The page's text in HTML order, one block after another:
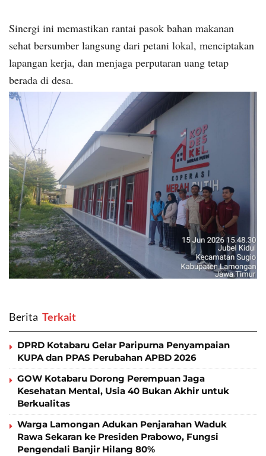
Sinergi ini memastikan rantai pasok bahan makanan
sehat bersumber langsung dari petani lokal, menciptakan
lapangan kerja, dan menjaga perputaran uang tetap
berada di desa.
Berita ‎ Terkait
DPRD Kotabaru Gelar Paripurna Penyampaian
KUPA dan PPAS Perubahan APBD 2026
GOW Kotabaru Dorong Perempuan Jaga
Kesehatan Mental, Usia 40 Bukan Akhir untuk
Berkualitas
Warga Lamongan Adukan Penjarahan Waduk
Rawa Sekaran ke Presiden Prabowo, Fungsi
Pengendali Banjir Hilang 80%